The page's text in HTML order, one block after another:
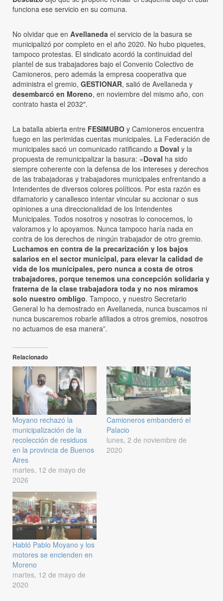
funciona ese servicio en su comuna.
No olvidar que en Avellaneda el servicio de la basura se
municipalizó por completo en el año 2020. No hubo piquetes,
tampoco protestas. El sindicato acordó la continuidad del
plantel de sus trabajadores bajo el Convenio Colectivo de
Camioneros, pero además la empresa cooperativa que
administra el gremio, GESTIONAR, salió de Avellaneda y
desembarcó en Moreno, en noviembre del mismo año, con
contrato hasta el 2032″.
La batalla abierta entre FESIMUBO y Camioneros encuentra
fuego en las perimidas cuentas municipales. La Federación de
municipales sacó un comunicado ratificando a Doval y la
propuesta de remunicipalizar la basura: «Doval ha sido
siempre coherente con la defensa de los intereses y derechos
de las trabajadoras y trabajadores municipales enfrentando a
Intendentes de diversos colores políticos. Por esta razón es
difamatorio y canallesco intentar vincular su accionar o sus
opiniones a una direccionalidad de los Intendentes
Municipales. Todos nosotros y nosotras lo conocemos, lo
valoramos y lo apoyamos. Nunca tampoco haría nada en
contra de los derechos de ningún trabajador de otro gremio.
Luchamos en contra de la precarización y los bajos
salarios en el sector municipal, para elevar la calidad de
vida de los municipales, pero nunca a costa de otros
trabajadores, porque tenemos una concepción solidaria y
fraterna de la clase trabajadora toda y no nos miramos
solo nuestro ombligo. Tampoco, y nuestro Secretario
General lo ha demostrado en Avellaneda, nunca buscamos ni
nunca buscaremos robarle afiliados a otros gremios, nosotros
no actuamos de esa manera”.
Relacionado
Moyano rechazó la
municipalización de la
recolección de residuos
en la provincia de Buenos
Aires
martes, 12 de mayo de
2026
Camioneros embanderó el
Palacio
lunes, 2 de noviembre de
2020
Habló Pablo Moyano y los
motores se encienden en
Moreno
martes, 12 de mayo de
2020